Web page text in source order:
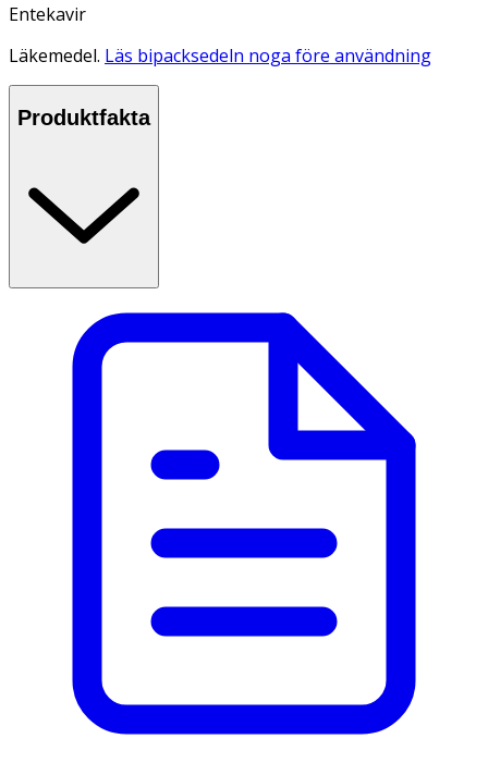
Entekavir
Läkemedel. Läs bipacksedeln noga före användning
Produktfakta